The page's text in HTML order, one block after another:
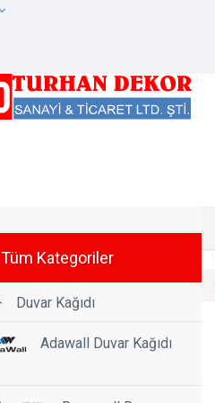
Tüm Kategoriler
Duvar Kağıdı
Adawall Duvar Kağıdı